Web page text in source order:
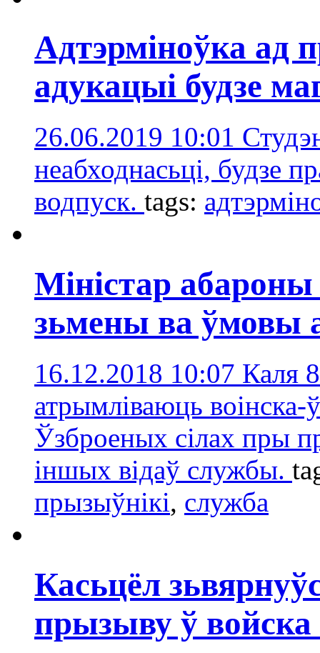
Адтэрміноўка ад
адукацыі будзе
26.06.2019 10:01
неабходнасьці, будзе
водпуск. tags:
Міністар
зьмены ва ўмовы
16.12.2018 10:07 Каля
атрымліваюць воінска-
Ўзброеных сілах пры
іншых відаў службы.
прызыўнікi, служба
Касьцёл
прызыву ў войска